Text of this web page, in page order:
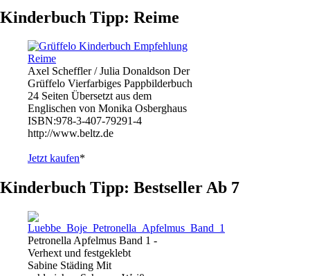
Kinderbuch Tipp: Reime
Axel Scheffler / Julia Donaldson Der
Grüffelo Vierfarbiges Pappbilderbuch
24 Seiten Übersetzt aus dem
Englischen von Monika Osberghaus
ISBN:978-3-407-79291-4
http://www.beltz.de
Jetzt kaufen*
Kinderbuch Tipp: Bestseller Ab 7
Petronella Apfelmus Band 1 -
Verhext und festgeklebt
Sabine Städing Mit